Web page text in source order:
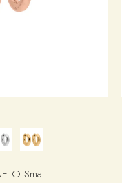
Small